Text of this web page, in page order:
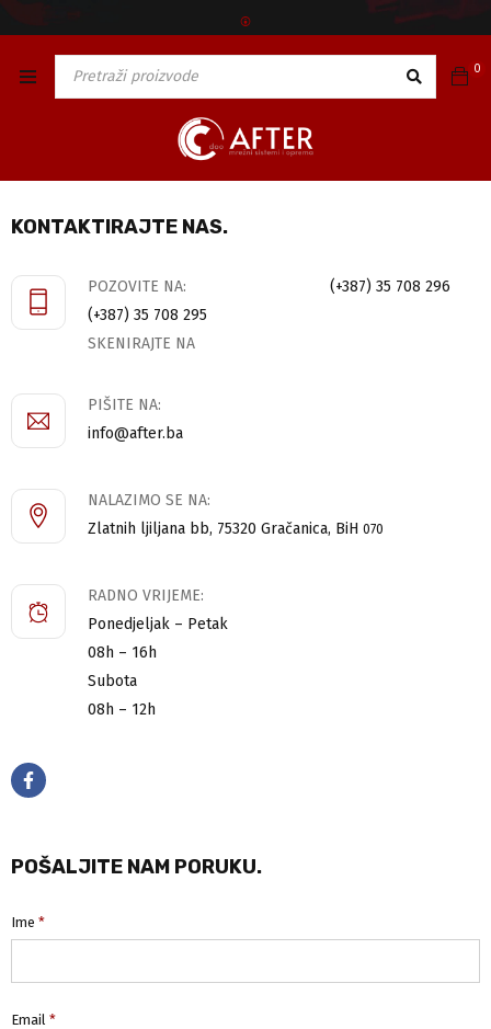
🅯
0
KONTAKTIRAJTE NAS.
POZOVITE NA:
(+387) 35 708 295
SKENIRAJTE NA
(+387) 35 708 296
PIŠITE NA:
info@after.ba
NALAZIMO SE NA:
Zlatnih ljiljana bb, 75320 Gračanica, BiH 070
RADNO VRIJEME:
Ponedjeljak – Petak
08h – 16h
Subota
08h – 12h
POŠALJITE NAM PORUKU.
Ime *
Email *